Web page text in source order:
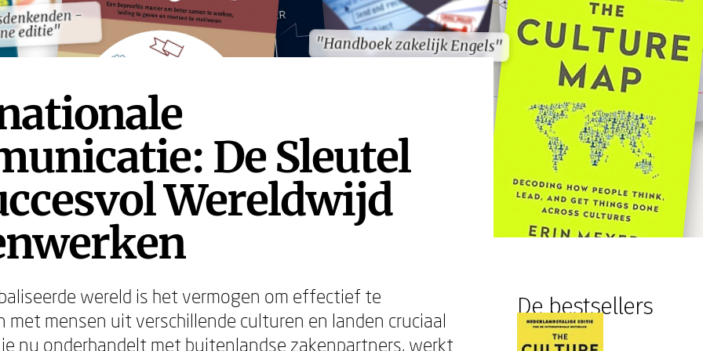
-
editie" "Handboek zakelijk Engels"
-
editie" "Handboek zakelijk Engels"
De Sleutel
Wereldwijd
wereld is het vermogen om effectief te
met mensen uit verschillende culturen en landen cruciaal
nu onderhandelt met buitenlandse zakenpartners, werkt
De bestsellers